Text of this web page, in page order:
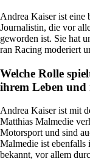
Andrea Kaiser ist eine
Journalistin, die vor
geworden ist. Sie hat
ran Racing moderiert
Welche Rolle
ihrem Leben
Andrea Kaiser ist mit
Matthias Malmedie
Motorsport und sind
Malmedie ist ebenfalls
bekannt, vor allem